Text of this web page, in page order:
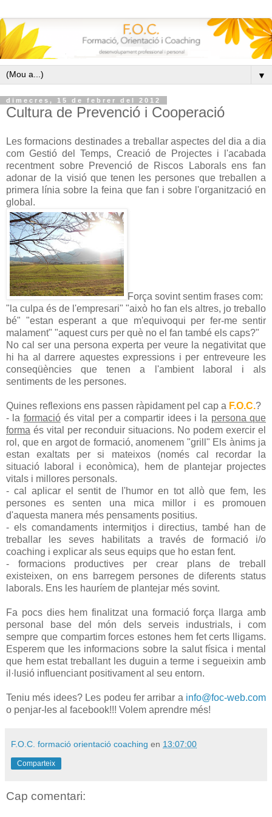
▼
dimecres, 15 de febrer del 2012
Cultura de Prevenció i Cooperació
Les formacions destinades a treballar aspectes del dia a dia
com Gestió del Temps, Creació de Projectes i l'acabada
recentment sobre Prevenció de Riscos Laborals ens fan
adonar de la visió que tenen les persones que treballen a
primera línia sobre la feina que fan i sobre l'organització en
global.
Força sovint sentim frases com:
"la culpa és de l'empresari" "això ho fan els altres, jo treballo
bé" "estan esperant a que m'equivoqui per fer-me sentir
malament" "aquest curs per què no el fan també els caps?"
No cal ser una persona experta per veure la negativitat que
hi ha al darrere aquestes expressions i per entreveure les
conseqüències que tenen a l'ambient laboral i als
sentiments de les persones.
Quines reflexions ens passen ràpidament pel cap a F.O.C.?
- la formacióés vital per a compartir idees i la persona que
forma és vital per reconduir situacions. No podem exercir el
rol, que en argot de formació, anomenem "grill" Els ànims ja
estan exaltats per si mateixos (només cal recordar la
situació laboral i econòmica), hem de plantejar projectes
vitals i millores personals.
- cal aplicar el sentit de l'humor en tot allò que fem, les
persones es senten una mica millor i es promouen
d'aquesta manera més pensaments positius.
- els comandaments intermitjos i directius, també han de
treballar les seves habilitats a través de formació i/o
coaching i explicar als seus equips que ho estan fent.
- formacions productives per crear plans de treball
existeixen, on ens barregem persones de diferents status
laborals. Ens les hauríem de plantejar més sovint.
Fa pocs dies hem finalitzat una formació força llarga amb
personal base del món dels serveis industrials, i com
sempre que compartim forces estones hem fet certs lligams.
Esperem que les informacions sobre la salut física i mental
que hem estat treballant les duguin a terme i segueixin amb
il·lusió influenciant positivament al seu entorn.
Teniu més idees? Les podeu fer arribar a info@foc-web.com
o penjar-les al facebook!!! Volem aprendre més!
F.O.C. formació orientació coaching en 13:07:00
Comparteix
Cap comentari: